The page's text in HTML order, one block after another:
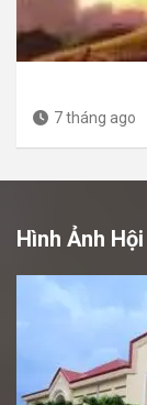
7 tháng ago
Hình Ảnh